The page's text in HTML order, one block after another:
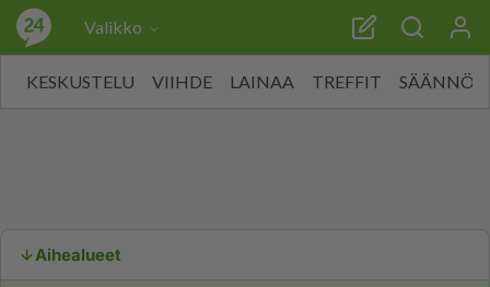
Valikko
KESKUSTELU VIIHDE LAINAA TREFFIT SÄÄNNÖT
Aihealueet